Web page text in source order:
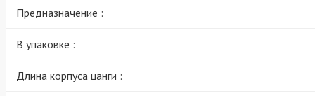
Предназначение :
В упаковке :
Длина корпуса цанги :